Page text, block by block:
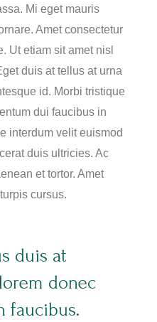
Mi eget mauris
Amet consectetur
Ut etiam sit amet nisl
duis at tellus at urna
id. Morbi tristique
dui faucibus in
interdum velit euismod
duis ultricies. Ac
et tortor. Amet
cursus.
duis at
donec
faucibus.